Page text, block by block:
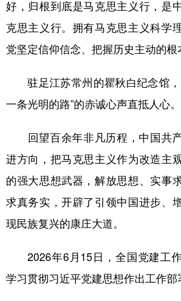
好，归根到底是马克思主义行，是
克思主义行。拥有马克思主义科学
党坚定信仰信念、把握历史主动的根
驻足江苏常州的瞿秋白纪念馆，
一条光明的路”的赤诚心声直抵人心。
回望百余年非凡历程，中国共
进方向，把马克思主义作为改造主
的强大思想武器，解放思想、实事
求真务实，开辟了引领中国进步、
现民族复兴的康庄大道。
2026年6月15日，全国党建工作
学习贯彻习近平党建思想作出工作部